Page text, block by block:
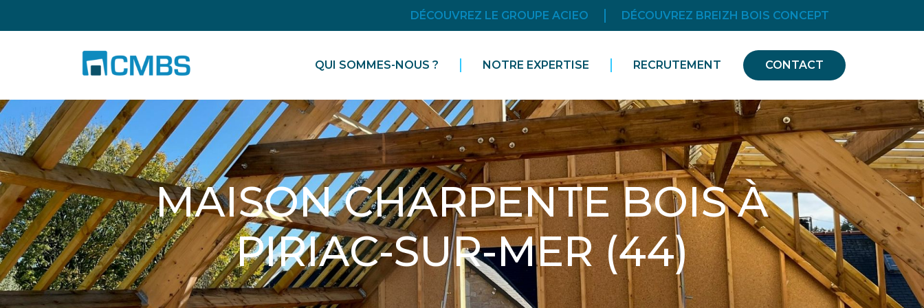
DÉCOUVREZ LE GROUPE ACIEO DÉCOUVREZ BREIZH BOIS CONCEPT
QUI SOMMES-NOUS ? NOTRE EXPERTISE RECRUTEMENT CONTACT
MAISON CHARPENTE BOIS À
PIRIAC-SUR-MER (44)